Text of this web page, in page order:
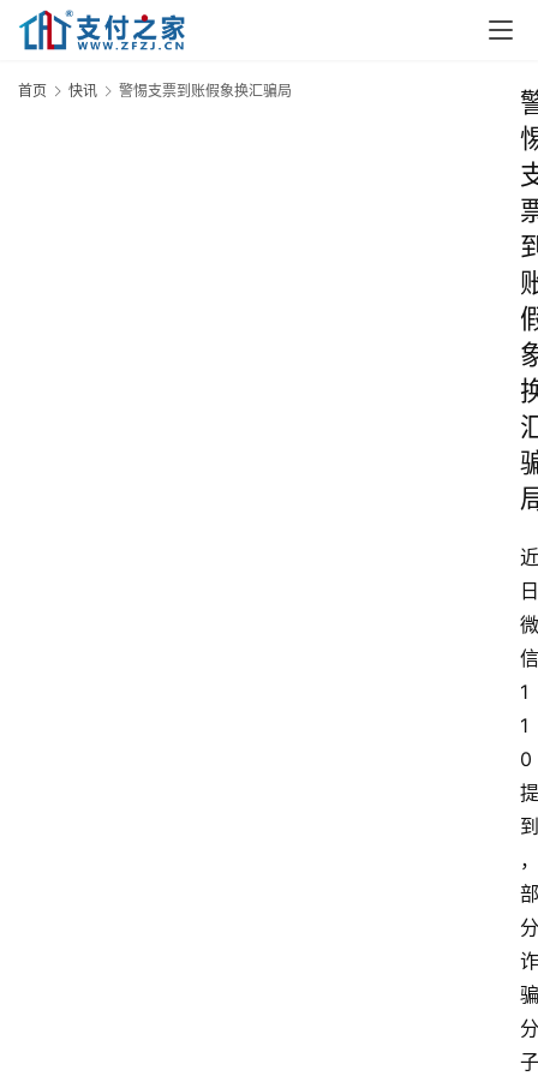
首页 快讯 警惕支票到账假象换汇骗局
近
日
微
信
1
1
0
提
到
，
部
分
诈
骗
分
子